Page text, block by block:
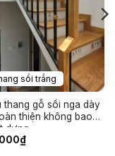
sồi trắng
thang gỗ sồi nga dày
thiện không bao
dựng
₫